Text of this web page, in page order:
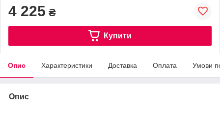
4 225 ₴
Купити
Опис Характеристики Доставка Оплата Умови
Опис